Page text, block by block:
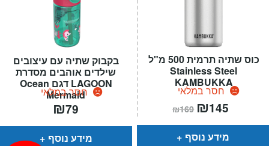
בקבוק שתיה עם עיצובים
שילדים אוהבים מסדרת
LAGOON דגם Ocean
Mermaid
חסר במלאי
₪79
מידע נוסף
כוס שתיה תרמית 500 מ"ל
Stainless Steel
KAMBUKKA
חסר במלאי
₪169 המחיר
המקורי
היה:
₪169.
₪145
הוא:
מידע נוסף